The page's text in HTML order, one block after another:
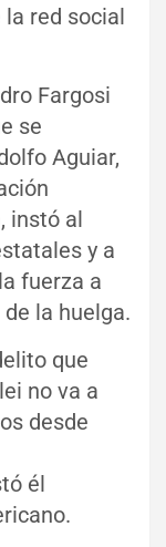
red social
Fargosi
se
Aguiar,
instó al
y a
fuerza a
la huelga.
que
no va a
desde
él